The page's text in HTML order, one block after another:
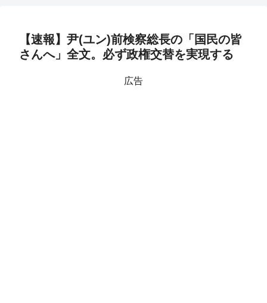
【速報】尹(ユン)前検察総長の「国民の皆
さんへ」全文。必ず政権交替を実現する
広告